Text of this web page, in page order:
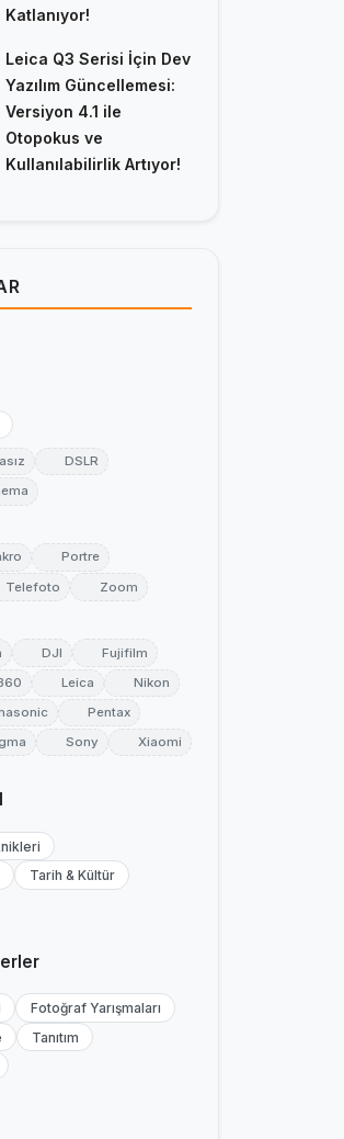
Katlanıyor!
Leica Q3 Serisi İçin Dev
Yazılım Güncellemesi:
Versiyon 4.1 ile
Otopokus ve
Kullanılabilirlik Artıyor!
DSLR
Portre
Zoom
DJI
Fujifilm
Leica
Nikon
Pentax
Sony Xiaomi
Tarih & Kültür
Fotoğraf Yarışmaları
Tanıtım